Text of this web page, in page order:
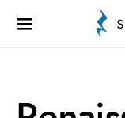
Search for: